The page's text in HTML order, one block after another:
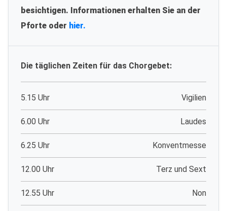
besichtigen. Informationen erhalten Sie an der
Pforte oder hier.
Die täglichen Zeiten für das Chorgebet:
5.15 Uhr Vigilien
6.00 Uhr Laudes
6.25 Uhr Konventmesse
12.00 Uhr Terz und Sext
12.55 Uhr Non